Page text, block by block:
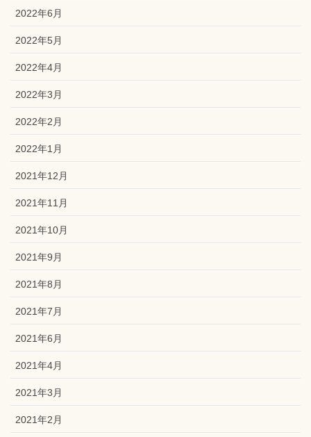
2022年6月
2022年5月
2022年4月
2022年3月
2022年2月
2022年1月
2021年12月
2021年11月
2021年10月
2021年9月
2021年8月
2021年7月
2021年6月
2021年4月
2021年3月
2021年2月